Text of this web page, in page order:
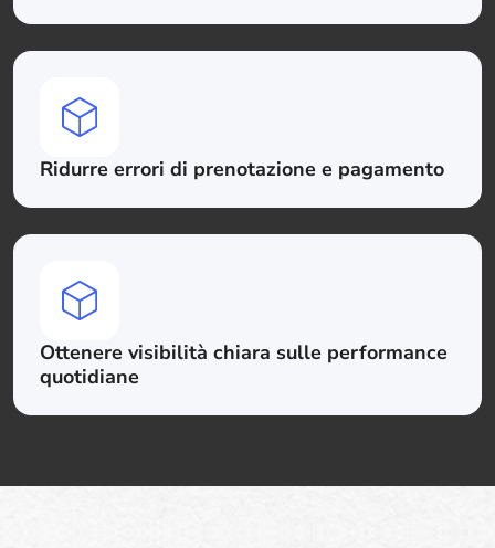
Ridurre errori di prenotazione e pagamento
Ottenere visibilità chiara sulle performance
quotidiane